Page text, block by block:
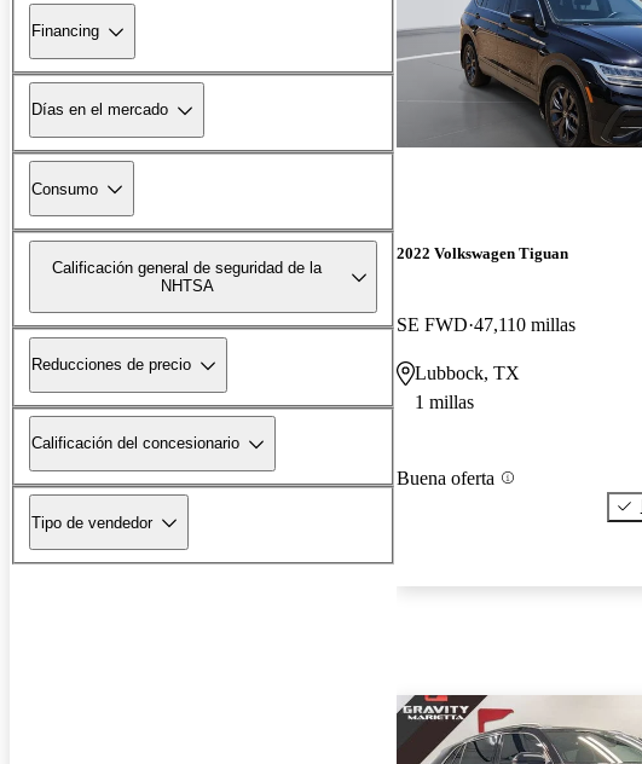
Financing
Días en el mercado
Consumo
Calificación general de seguridad de la
NHTSA
Reducciones de precio
Calificación del concesionario
Tipo de vendedor
2022 Volkswagen Tiguan
SE FWD 47,110 millas
Lubbock, TX
1 millas
Buena oferta